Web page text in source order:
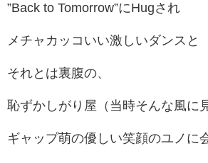
”Back to Tomorrow”にHugされ
メチャカッコいい激しいダンスと
それとは裏腹の、
恥ずかしがり屋（当時そんな風に
ギャップ萌の優しい笑顔のユノに